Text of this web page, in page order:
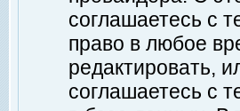
соглашаетесь с
право в любое
редактировать,
соглашаетесь с